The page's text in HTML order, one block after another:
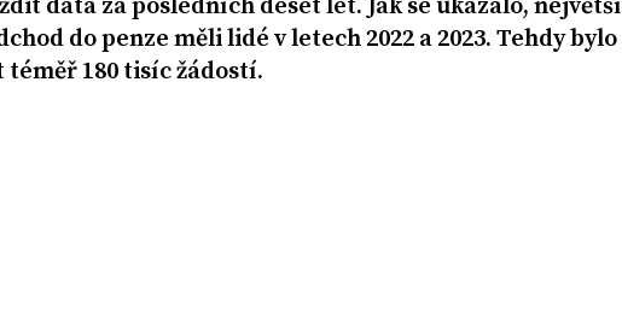
data za posledních deset let. Jak se ukázalo, největší
do penze měli lidé v letech 2022 a 2023. Tehdy bylo
180 tisíc žádostí.